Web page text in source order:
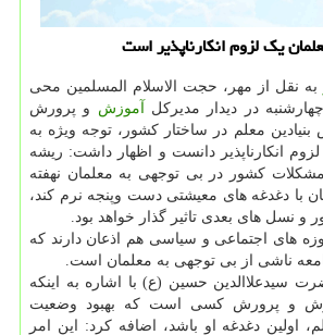
یک لزوم انکارناپذیر است
به نقل از مهر، حجت الاسلام المسلمین محی
در دیدار مدیرکل آموزش و پرورش
بنیادین معلم در ساختار کشور، توجه ویژه به
انکارناپذیر دانست و اظهار داشت: ریشه
کشور در بی توجهی به معلمان نهفته
با دغدغه های معیشتی دست وپنجه نرم کند،
و نسل های بعدی تاثیر گذار خواهد بود.
های اجتماعی و سیاسی هم اذعان دارند که
ناشی از بی توجهی به معلمان است.
سیدعلاالدین حسین (ع) با اشاره به اینکه
و پرورش کسی است که بهبود وضعیت
اولین دغدغه او باشد، اضافه کرد: این امر